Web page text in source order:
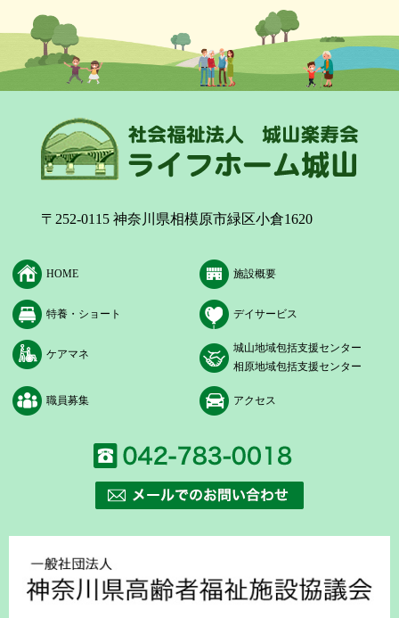
〒252-0115 神奈川県相模原市緑区小倉1620
HOME 施設概要
特養・ショート デイサービス
ケアマネ
城山地域包括支援センター
相原地域包括支援センター
職員募集 アクセス